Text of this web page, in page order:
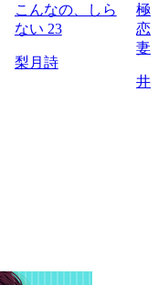
こんなの、しら
ない 23
梨月詩
極
恋
妻
井